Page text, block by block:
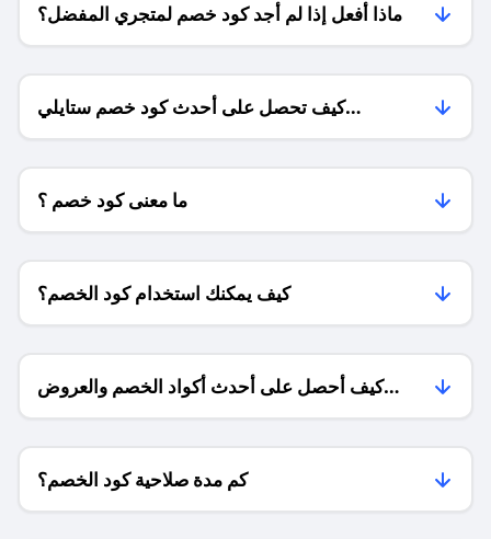
ماذا أفعل إذا لم أجد كود خصم لمتجري المفضل؟
كيف تحصل على أحدث كود خصم ستايلي
وبخصومات حصرية؟
ما معنى كود خصم ؟
كيف يمكنك استخدام كود الخصم؟
كيف أحصل على أحدث أكواد الخصم والعروض
للمتاجر؟
كم مدة صلاحية كود الخصم؟